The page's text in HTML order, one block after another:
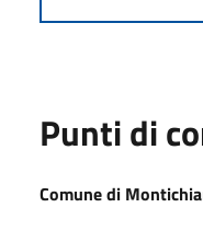
Punti di
Comune di